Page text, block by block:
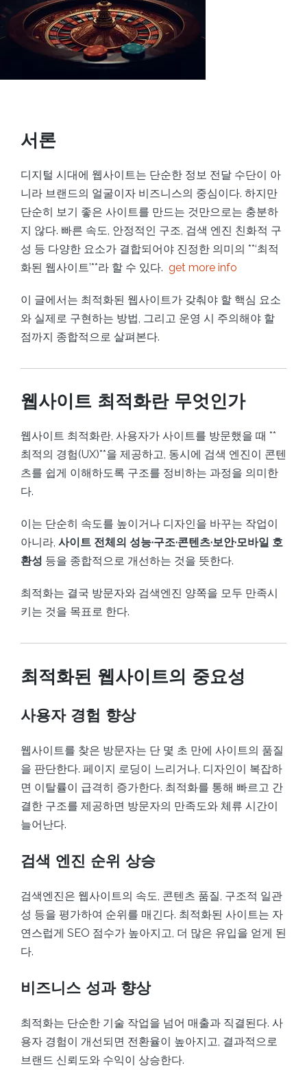
서론
디지털 시대에 웹사이트는 단순한 정보 전달 수단이 아
니라 브랜드의 얼굴이자 비즈니스의 중심이다. 하지만
단순히 보기 좋은 사이트를 만드는 것만으로는 충분하
지 않다. 빠른 속도, 안정적인 구조, 검색 엔진 친화적 구
성 등 다양한 요소가 결합되어야 진정한 의미의 **‘최적
화된 웹사이트’**라 할 수 있다. get more info
이 글에서는 최적화된 웹사이트가 갖춰야 할 핵심 요소
와 실제로 구현하는 방법, 그리고 운영 시 주의해야 할
점까지 종합적으로 살펴본다.
웹사이트 최적화란 무엇인가
웹사이트 최적화란, 사용자가 사이트를 방문했을 때 **
최적의 경험(UX)**을 제공하고, 동시에 검색 엔진이 콘텐
츠를 쉽게 이해하도록 구조를 정비하는 과정을 의미한
다.
이는 단순히 속도를 높이거나 디자인을 바꾸는 작업이
아니라, 사이트 전체의 성능·구조·콘텐츠·보안·모바일 호
환성 등을 종합적으로 개선하는 것을 뜻한다.
최적화는 결국 방문자와 검색엔진 양쪽을 모두 만족시
키는 것을 목표로 한다.
최적화된 웹사이트의 중요성
사용자 경험 향상
웹사이트를 찾은 방문자는 단 몇 초 만에 사이트의 품질
을 판단한다. 페이지 로딩이 느리거나, 디자인이 복잡하
면 이탈률이 급격히 증가한다. 최적화를 통해 빠르고 간
결한 구조를 제공하면 방문자의 만족도와 체류 시간이
늘어난다.
검색 엔진 순위 상승
검색엔진은 웹사이트의 속도, 콘텐츠 품질, 구조적 일관
성 등을 평가하여 순위를 매긴다. 최적화된 사이트는 자
연스럽게 SEO 점수가 높아지고, 더 많은 유입을 얻게 된
다.
비즈니스 성과 향상
최적화는 단순한 기술 작업을 넘어 매출과 직결된다. 사
용자 경험이 개선되면 전환율이 높아지고, 결과적으로
브랜드 신뢰도와 수익이 상승한다.